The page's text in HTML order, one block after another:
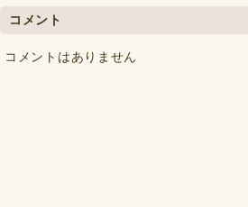
コメント
コメントはありません